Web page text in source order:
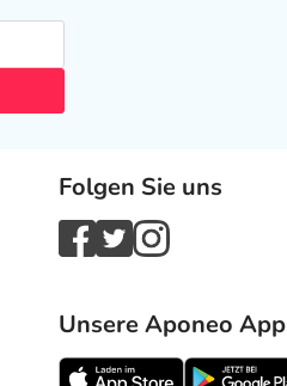
Folgen Sie uns
Unsere Aponeo App